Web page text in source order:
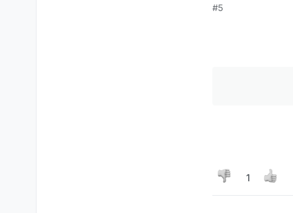
גרסה ההיא יש שם
#5
1